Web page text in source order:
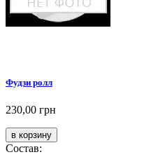
Фудзи ролл
230,00 грн
Состав: